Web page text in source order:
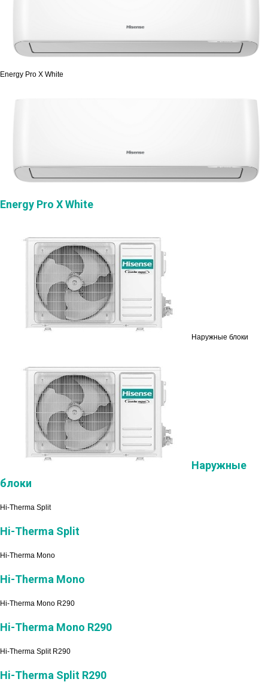
Energy Pro X White
Energy Pro X White
Наружные блоки
Наружные
блоки
Hi-Therma Split
Hi-Therma Split
Hi-Therma Mono
Hi-Therma Mono
Hi-Therma Mono R290
Hi-Therma Mono R290
Hi-Therma Split R290
Hi-Therma Split R290